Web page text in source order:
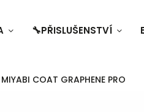
🔧PŘISLUŠENSTVÍ
COAT GRAPHENE PRO